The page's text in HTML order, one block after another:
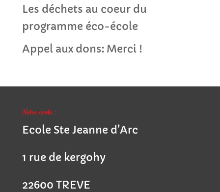
Les déchets au coeur du
programme éco-école
Appel aux dons: Merci !
Notre école :
Ecole Ste Jeanne d’Arc
1 rue de kergohy
22600 TREVE